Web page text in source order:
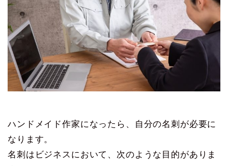
ハンドメイド作家になったら、自分の名刺が必要に
なります。
名刺はビジネスにおいて、次のような目的がありま